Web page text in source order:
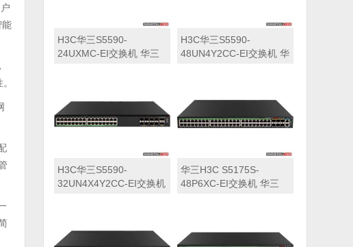
能
H3C华三S5590-
24UXMC-EI交换机 华三
H3C华三S5590-
48UN4Y2CC-EI交换机 华
H3C华三S5590-
32UN4X4Y2CC-EI交换机
华三H3C S5175S-
48P6XC-EI交换机 华三